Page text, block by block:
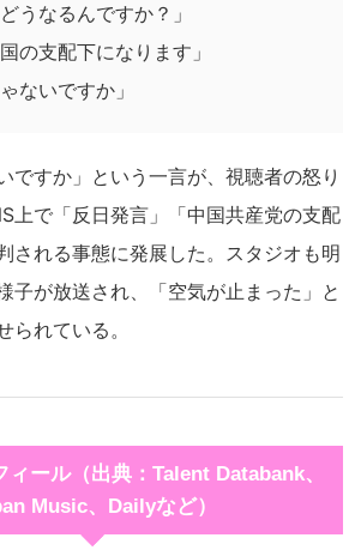
うなるんですか？」
国の支配下になります」
ないですか」
ですか」という一言が、視聴者の怒り
上で「反日発言」「中国共産党の支配
される事態に発展した。スタジオも明
子が放送され、「空気が止まった」と
られている。
ール（出典：Talent Databank、
Music、Dailyなど）